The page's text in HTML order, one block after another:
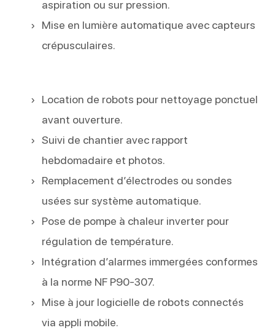
aspiration ou sur pression.
Mise en lumière automatique avec capteurs
crépusculaires.
Location de robots pour nettoyage ponctuel
avant ouverture.
Suivi de chantier avec rapport
hebdomadaire et photos.
Remplacement d’électrodes ou sondes
usées sur système automatique.
Pose de pompe à chaleur inverter pour
régulation de température.
Intégration d’alarmes immergées conformes
à la norme NF P90-307.
Mise à jour logicielle de robots connectés
via appli mobile.